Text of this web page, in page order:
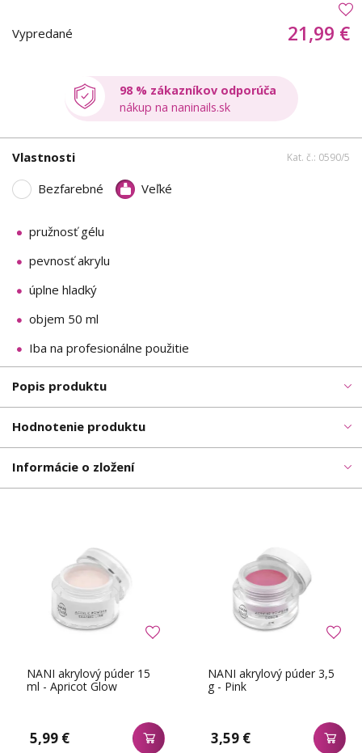
Vypredané 21,99 €
98 % zákazníkov odporúča
nákup na naninails.sk
Vlastnosti Kat. č.: 0590/5
Bezfarebné Veľké
pružnosť gélu
pevnosť akrylu
úplne hladký
objem 50 ml
Iba na profesionálne použitie
Popis produktu
Hodnotenie produktu
Informácie o zložení
NANI akrylový púder 15
ml - Apricot Glow
5,99 €
NANI akrylový púder 3,5
g - Pink
3,59 €